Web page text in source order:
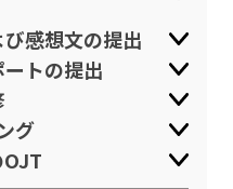
感想文の提出
トの提出
グ